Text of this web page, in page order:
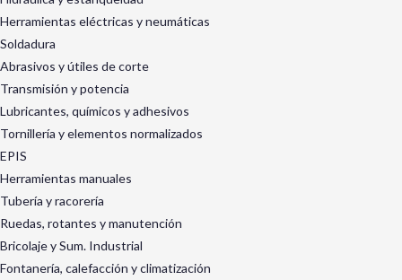
Herramientas eléctricas y neumáticas
Soldadura
Abrasivos y útiles de corte
Transmisión y potencia
Lubricantes, químicos y adhesivos
Tornillería y elementos normalizados
EPIS
Herramientas manuales
Tubería y racorería
Ruedas, rotantes y manutención
Bricolaje y Sum. Industrial
Fontanería, calefacción y climatización